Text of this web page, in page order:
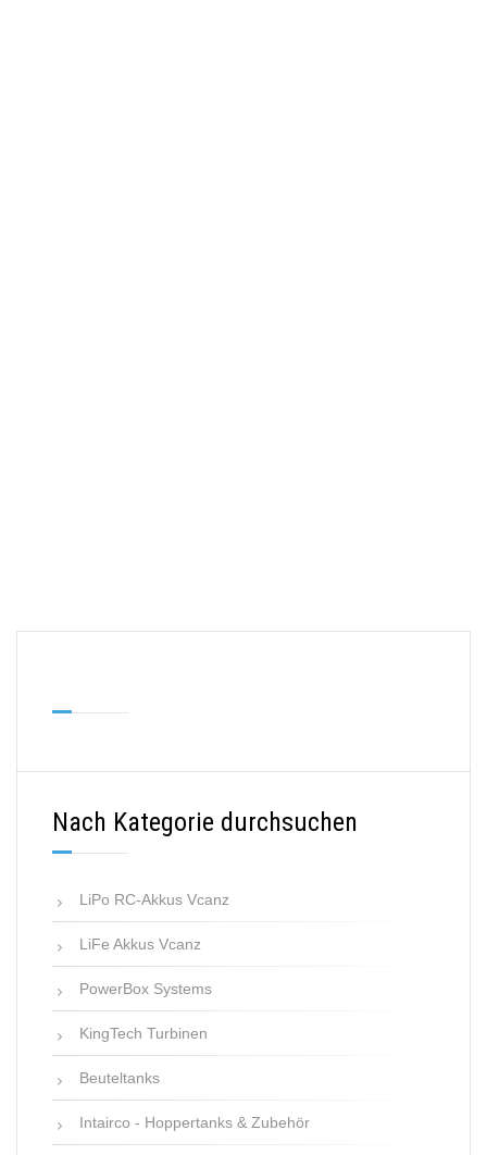
Nach Kategorie durchsuchen
LiPo RC-Akkus Vcanz
LiFe Akkus Vcanz
PowerBox Systems
KingTech Turbinen
Beuteltanks
Intairco - Hoppertanks & Zubehör